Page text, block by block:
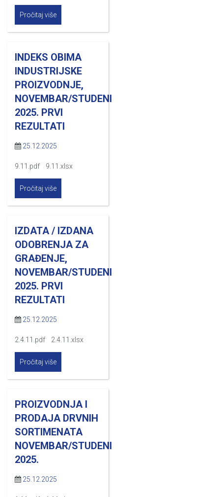
Pročitaj više
INDEKS OBIMA
INDUSTRIJSKE
PROIZVODNJE,
NOVEMBAR/STUDENI
2025. PRVI
REZULTATI
25.12.2025
9.11.pdf 9.11.xlsx
Pročitaj više
IZDATA / IZDANA
ODOBRENJA ZA
GRAĐENJE,
NOVEMBAR/STUDENI
2025. PRVI
REZULTATI
25.12.2025
2.4.11.pdf 2.4.11.xlsx
Pročitaj više
PROIZVODNJA I
PRODAJA DRVNIH
SORTIMENATA
NOVEMBAR/STUDENI
2025.
25.12.2025